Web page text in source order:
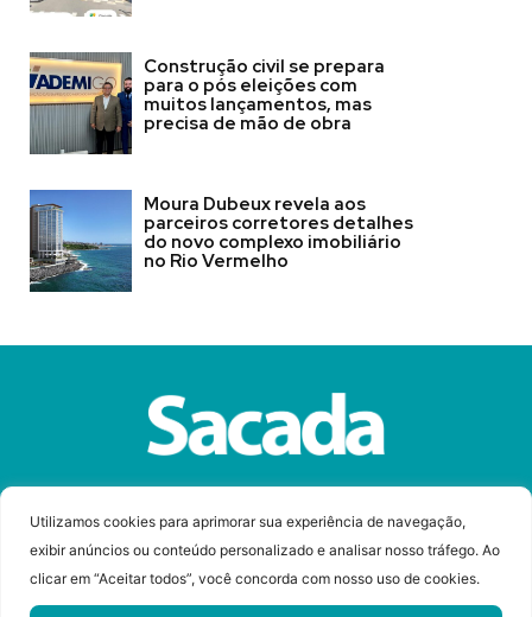
Utilizamos cookies para aprimorar sua experiência de navegação,
exibir anúncios ou conteúdo personalizado e analisar nosso tráfego. Ao
clicar em “Aceitar todos”, você concorda com nosso uso de cookies.
Construção civil se prepara
para o pós eleições com
muitos lançamentos, mas
precisa de mão de obra
Moura Dubeux revela aos
parceiros corretores detalhes
do novo complexo imobiliário
no Rio Vermelho
© Copyright 2023 Revista Sacada